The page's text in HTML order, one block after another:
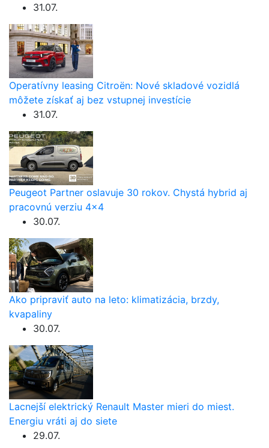
31.07.
Operatívny leasing Citroën: Nové skladové vozidlá
môžete získať aj bez vstupnej investície
31.07.
Peugeot Partner oslavuje 30 rokov. Chystá hybrid aj
pracovnú verziu 4×4
30.07.
Ako pripraviť auto na leto: klimatizácia, brzdy,
kvapaliny
30.07.
Lacnejší elektrický Renault Master mieri do miest.
Energiu vráti aj do siete
29.07.